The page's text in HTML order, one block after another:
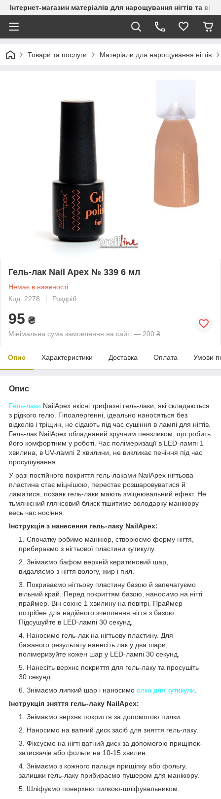
Інтернет-магазин матеріалів для нарощування нігтів та вій
Товари та послуги Матеріали для нарощування нігтів
Гель-лак Nail Apex № 339 6 мл
Немає в наявності
Код: 2278
Роздріб
95 ₴
Мінімальна сума замовлення на сайті — 200 ₴
Опис Характеристики Доставка Оплата Умови
Опис
Гель-лаки NailApex якісні трифазні гель-лаки, які складаються
з рідкого гелю. Гіпоалергенні, ідеально наносяться без
відколів і тріщин, не сідають під час сушіння в лампі для нігтів.
Гель-лак NailApex обладнаний зручним пензликом, що робить
його комфортним у роботі. Час полімеризації в LED-лампі 1
хвилина, в UV-лампі 2 хвилини, не викликає печіння під час
просушування.
У разі постійного покриття гель-лаками NailApex нігтьова
пластина стає міцнішою, перестає розшаровуватися й
ламатися, позаяк гель-лаки мають зміцнювальний ефект. Не
тьмянісний глянсовий блиск тішитиме володарку манікюру
весь час носіння.
Інструкція з нанесення гель-лаку NailApex:
Спочатку робимо манікюр, створюємо форму нігтя,
прибираємо з нігтьової пластини кутикулу.
Знімаємо бафом верхній кератиновий шар,
видаляємо з нігтя вологу, жир і пил.
Покриваємо нігтьову пластину базою й запечатуємо
вільний край. Перед покриттям базою, наносимо на нігті
праймер. Він сохне 1 хвилину на повітрі. Праймер
потрібен для надійного зчеплення нігтя з базою.
Підсушуйте в LED-лампі 30 секунд.
Наносимо гель-лак на нігтьову пластину. Для
бажаного результату нанесіть лак у два шари,
полімеризуйте кожен шар у LED-лампі 30 секунд.
Нанесіть верхнє покриття для гель-лаку та просушіть
30 секунд.
Знімаємо липкий шар і наносимо олію для кутикули
Інструкція зняття гель-лаку NailApex:
Знімаємо верхнє покриття за допомогою пилки.
Наносимо на ватний диск засіб для зняття гель-лаку.
Фіксуємо на нігті ватний диск за допомогою прищіпок-
затискачів або фольги на 10-15 хвилин.
Знімаємо з кожного пальця прищіпку або фольгу,
залишки гель-лаку прибираємо пушером для манікюру.
Шліфуємо поверхню пилкою-шліфувальником.